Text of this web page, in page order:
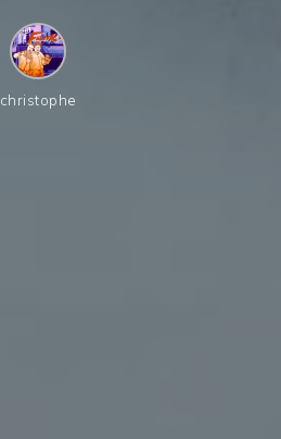
christophe